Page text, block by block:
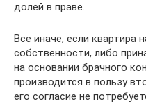
долей в праве.
Все иначе, если квартира
собственности, либо
на основании брачного
производится в пользу
его согласие не